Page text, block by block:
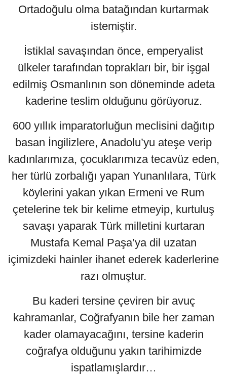
Ortadoğulu olma batağından kurtarmak
istemiştir.
İstiklal savaşından önce, emperyalist
ülkeler tarafından toprakları bir, bir işgal
edilmiş Osmanlının son döneminde adeta
kaderine teslim olduğunu görüyoruz.
600 yıllık imparatorluğun meclisini dağıtıp
basan İngilizlere, Anadolu’yu ateşe verip
kadınlarımıza, çocuklarımıza tecavüz eden,
her türlü zorbalığı yapan Yunanlılara, Türk
köylerini yakan yıkan Ermeni ve Rum
çetelerine tek bir kelime etmeyip, kurtuluş
savaşı yaparak Türk milletini kurtaran
Mustafa Kemal Paşa’ya dil uzatan
içimizdeki hainler ihanet ederek kaderlerine
razı olmuştur.
Bu kaderi tersine çeviren bir avuç
kahramanlar, Coğrafyanın bile her zaman
kader olamayacağını, tersine kaderin
coğrafya olduğunu yakın tarihimizde
ispatlamışlardır…